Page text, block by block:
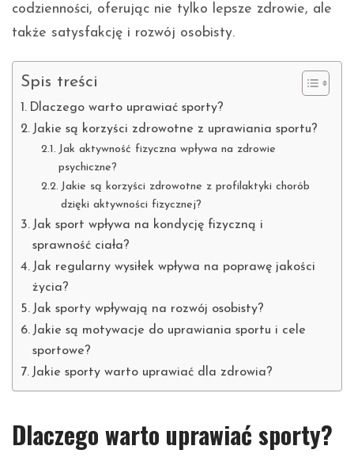
codzienności, oferując nie tylko lepsze zdrowie, ale
także satysfakcję i rozwój osobisty.
Spis treści
Dlaczego warto uprawiać sporty?
Jakie są korzyści zdrowotne z uprawiania sportu?
Jak aktywność fizyczna wpływa na zdrowie
psychiczne?
Jakie są korzyści zdrowotne z profilaktyki chorób
dzięki aktywności fizycznej?
Jak sport wpływa na kondycję fizyczną i
sprawność ciała?
Jak regularny wysiłek wpływa na poprawę jakości
życia?
Jak sporty wpływają na rozwój osobisty?
Jakie są motywacje do uprawiania sportu i cele
sportowe?
Jakie sporty warto uprawiać dla zdrowia?
Dlaczego warto uprawiać sporty?